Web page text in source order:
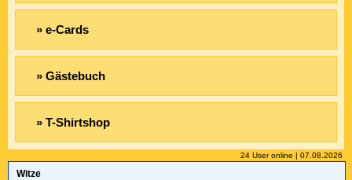
» e-Cards
» Gästebuch
» T-Shirtshop
24 User online | 07.08.2026
Witze